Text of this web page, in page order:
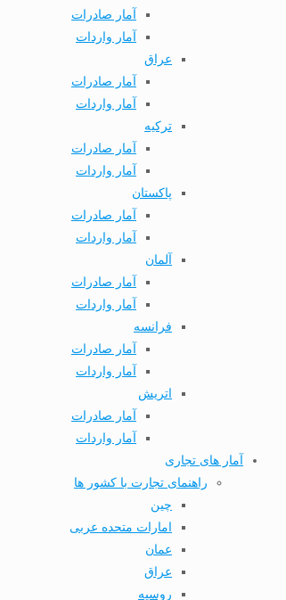
آمار صادرات
آمار واردات
عراق
آمار صادرات
آمار واردات
ترکیه
آمار صادرات
آمار واردات
پاکستان
آمار صادرات
آمار واردات
آلمان
آمار صادرات
آمار واردات
فرانسه
آمار صادرات
آمار واردات
اتریش
آمار صادرات
آمار واردات
آمار های تجاری
راهنمای تجارت با کشور ها
چین
امارات متحده عربی
عمان
عراق
روسیه